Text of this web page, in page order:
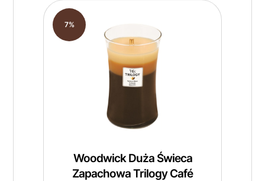
Woodwick Duża Świeca
Zapachowa Trilogy Café
7%